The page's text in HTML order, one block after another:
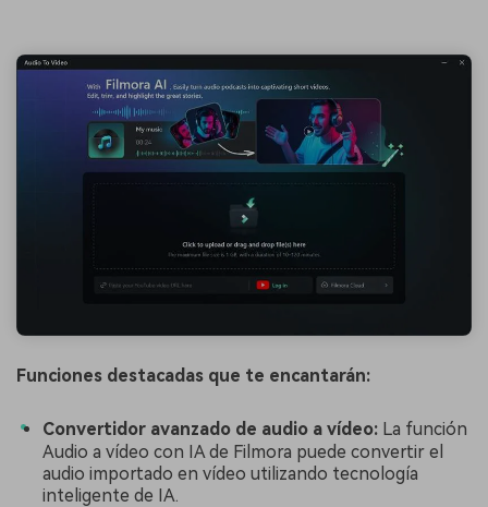
Funciones destacadas que te encantarán:
Convertidor avanzado de audio a vídeo: La función
Audio a vídeo con IA de Filmora puede convertir el
audio importado en vídeo utilizando tecnología
inteligente de IA.